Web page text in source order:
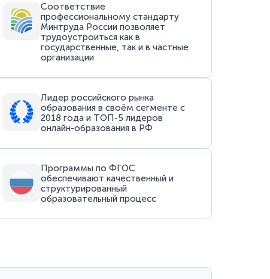
Соответствие
профессиональному стандарту
Минтруда России позволяет
трудоустроиться как в
государственные, так и в частные
организации
Лидер российского рынка
образования в своём сегменте с
2018 года и ТОП-5 лидеров
онлайн-образования в РФ
Программы по ФГОС
обеспечивают качественный и
структурированный
образовательный процесс